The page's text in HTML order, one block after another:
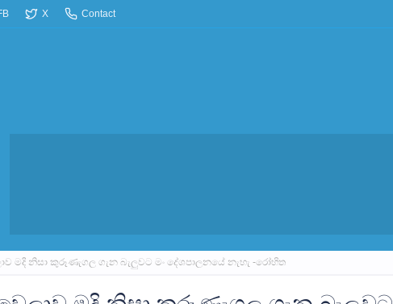
X Contact
මදි නිසා කුරූණැගල ගැන බැලුවට මං දේශපාලනයේ නැහැ -රෝහිත